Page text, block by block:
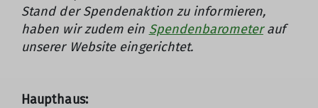
Stand der Spendenaktion zu informieren,
haben wir zudem ein Spendenbarometerauf
unserer Website eingerichtet.
Haupthaus: